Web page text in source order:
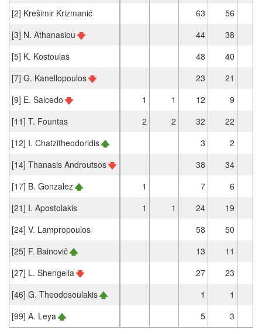
[2] Krešimir Krizmanić 63
56
[3] N. Athanasiou
44
38
[5] K. Kostoulas
48 40
[7] G. Kanellopoulos
23 21
[9] E. Salcedo
1 1 12
9
[11] T. Fountas
2 2 32 22
[12] I. Chatzitheodoridis
3
2
[14] Thanasis Androutsos
38
34
[17] B. Gonzalez
1 7 6
[21] I. Apostolakis
1 1 24
19
[24] V. Lampropoulos
58
50
[25] F. Bainovič
13
11
[27] L. Shengelia
27 23
[46] G. Theodosoulakis
1
1
[99] A. Leya
5 3